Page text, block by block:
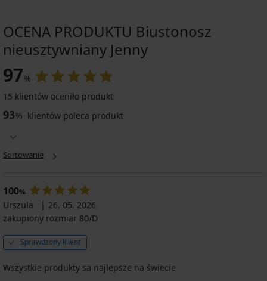
OCENA PRODUKTU Biustonosz
nieusztywniany Jenny
97%
15 klientów oceniło produkt
93% klientów poleca produkt
Sortowanie
100%
Urszula
26. 05. 2026
zakupiony rozmiar 80/D
Sprawdzony klient
Wszystkie produkty sa najlepsze na świecie